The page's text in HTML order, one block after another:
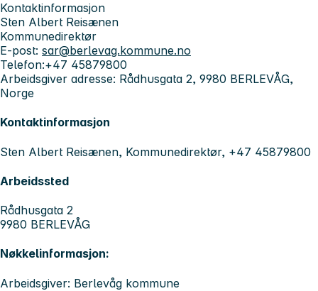
Kontaktinformasjon
Sten Albert Reisænen
Kommunedirektør
E-post: sar@berlevag.kommune.no
Telefon:+47 45879800
Arbeidsgiver adresse: Rådhusgata 2, 9980 BERLEVÅG,
Norge
Kontaktinformasjon
Sten Albert Reisænen, Kommunedirektør, +47 45879800
Arbeidssted
Rådhusgata 2
9980 BERLEVÅG
Nøkkelinformasjon:
Arbeidsgiver: Berlevåg kommune